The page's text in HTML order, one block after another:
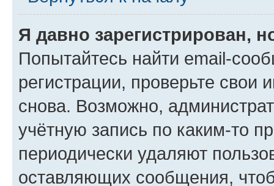
Я давно зарегистрирован,
Попытайтесь найти email-
регистрации, проверьте свои
снова. Возможно,
учётную запись по каким-то
периодически удаляют
оставляющих сообщения,